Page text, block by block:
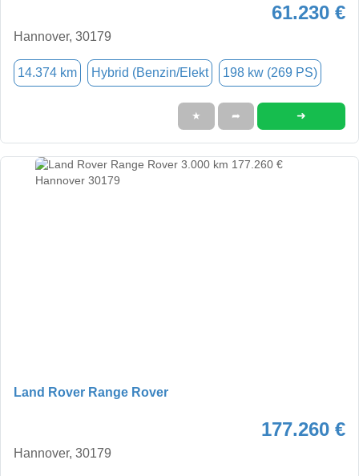
61.230 €
Hannover, 30179
14.374 km Hybrid (Benzin/Elekt 198 kw (269 PS)
★ ➦ ➜
Land Rover Range Rover
177.260 €
Hannover, 30179